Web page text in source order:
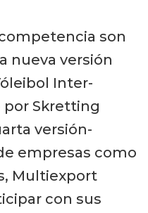
son
nueva versión
Inter-
por Skretting
versión-
empresas como
Multiexport
con sus